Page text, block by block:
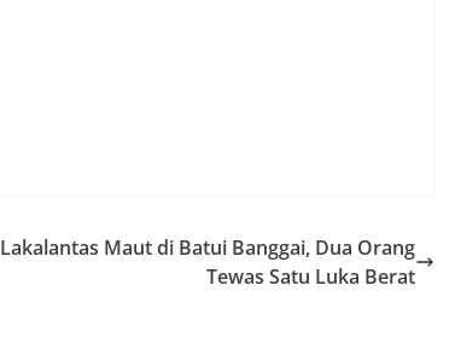
Lakalantas Maut di Batui Banggai, Dua Orang
Tewas Satu Luka Berat